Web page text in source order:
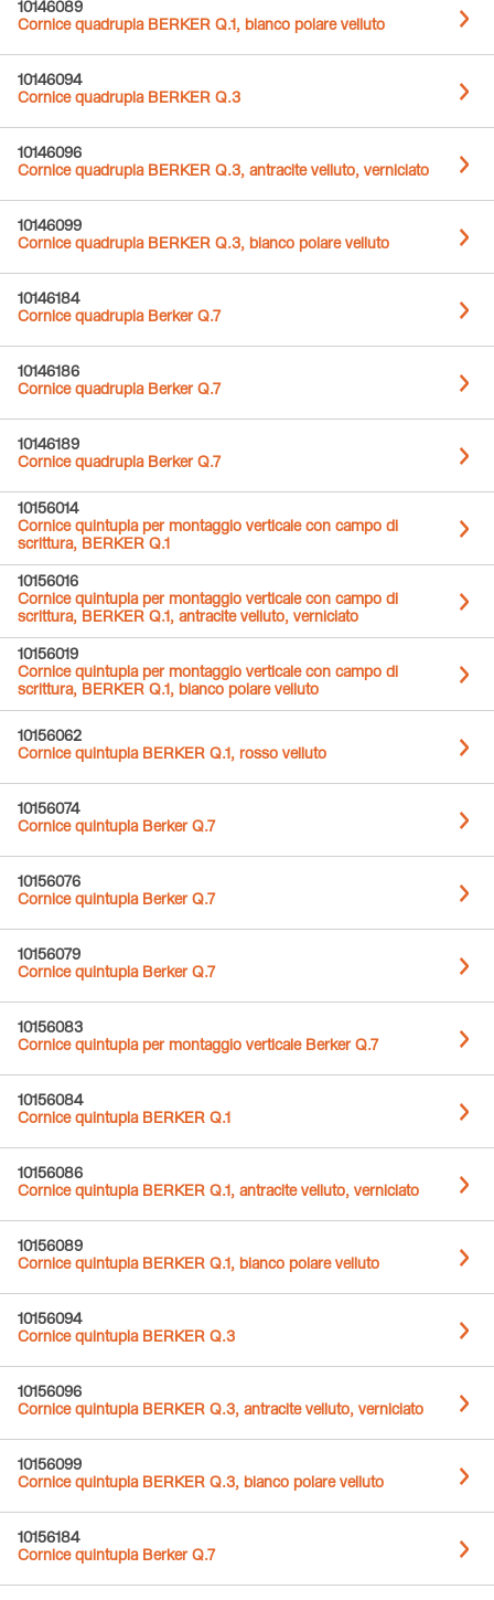
10146089
Cornice quadrupla BERKER Q.1, bianco polare velluto
10146094
Cornice quadrupla BERKER Q.3
10146096
Cornice quadrupla BERKER Q.3, antracite velluto, verniciato
10146099
Cornice quadrupla BERKER Q.3, bianco polare velluto
10146184
Cornice quadrupla Berker Q.7
10146186
Cornice quadrupla Berker Q.7
10146189
Cornice quadrupla Berker Q.7
10156014
Cornice quintupla per montaggio verticale con campo di
scrittura, BERKER Q.1
10156016
Cornice quintupla per montaggio verticale con campo di
scrittura, BERKER Q.1, antracite velluto, verniciato
10156019
Cornice quintupla per montaggio verticale con campo di
scrittura, BERKER Q.1, bianco polare velluto
10156062
Cornice quintupla BERKER Q.1, rosso velluto
10156074
Cornice quintupla Berker Q.7
10156076
Cornice quintupla Berker Q.7
10156079
Cornice quintupla Berker Q.7
10156083
Cornice quintupla per montaggio verticale Berker Q.7
10156084
Cornice quintupla BERKER Q.1
10156086
Cornice quintupla BERKER Q.1, antracite velluto, verniciato
10156089
Cornice quintupla BERKER Q.1, bianco polare velluto
10156094
Cornice quintupla BERKER Q.3
10156096
Cornice quintupla BERKER Q.3, antracite velluto, verniciato
10156099
Cornice quintupla BERKER Q.3, bianco polare velluto
10156184
Cornice quintupla Berker Q.7